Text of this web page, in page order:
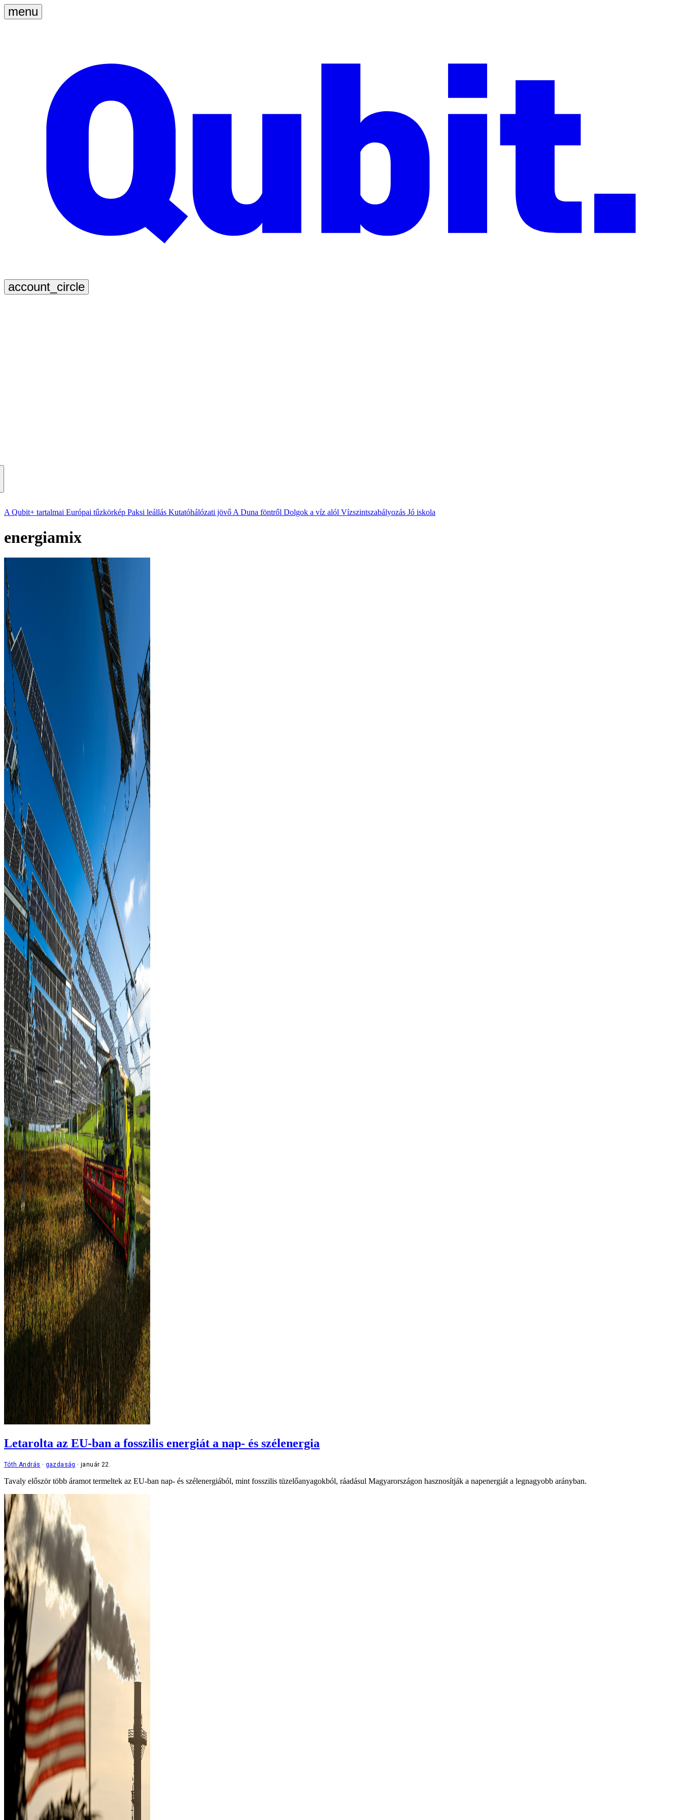
A Qubit+ tartalmai Európai tűzkörkép Paksi leállás Kutatóhálózati jövő A Duna föntről Dolgok a víz alól Vízszintszabályozás Jó iskola
energiamix
Letarolta az EU-ban a fosszilis energiát a nap- és szélenergia
Tóth András gazdaság január 22.
Tavaly először több áramot termeltek az EU-ban nap- és szélenergiából, mint fosszilis tüzelőanyagokból, ráadásul Magyarországon hasznosítják a napenergiát a legnagyobb arányban.